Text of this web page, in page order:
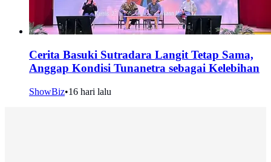
Cerita Basuki Sutradara Langit Tetap Sama,
Anggap Kondisi Tunanetra sebagai Kelebihan
ShowBiz•16 hari lalu